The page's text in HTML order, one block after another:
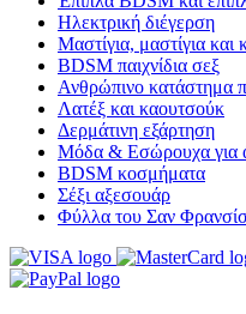
Ηλεκτρική διέγερση
Μαστίγια, μαστίγια και
BDSM παιχνίδια σεξ
Ανθρώπινο κατάστημα
Λατέξ και καουτσούκ
Δερμάτινη εξάρτηση
Μόδα & Εσώρουχα για
BDSM κοσμήματα
Σέξι αξεσουάρ
Φύλλα του Σαν